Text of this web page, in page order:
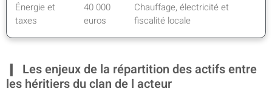
Énergie et
taxes
40 000
euros
Chauffage, électricité et
fiscalité locale
Les enjeux de la répartition des actifs entre
les héritiers du clan de l acteur